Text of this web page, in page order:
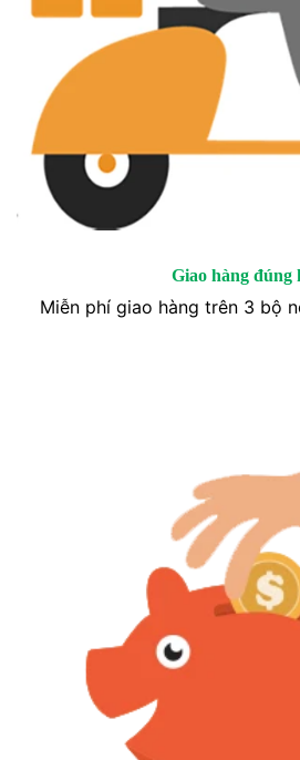
Giao hàng đúng
Miễn phí giao hàng trên 3 bộ